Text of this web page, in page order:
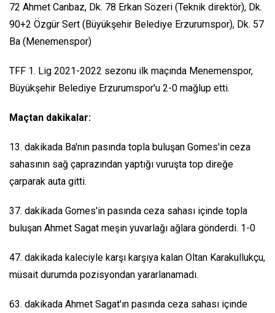
72 Ahmet Canbaz, Dk. 78 Erkan Sözeri (Teknik direktör), Dk.
90+2 Özgür Sert (Büyükşehir Belediye Erzurumspor), Dk. 57
Ba (Menemenspor)
TFF 1. Lig 2021-2022 sezonu ilk maçında Menemenspor,
Büyükşehir Belediye Erzurumspor'u 2-0 mağlup etti.
Maçtan dakikalar:
13. dakikada Ba'nın pasında topla buluşan Gomes'in ceza
sahasının sağ çaprazından yaptığı vuruşta top direğe
çarparak auta gitti.
37. dakikada Gomes'in pasında ceza sahası içinde topla
buluşan Ahmet Sagat meşin yuvarlağı ağlara gönderdi. 1-0
47. dakikada kaleciyle karşı karşıya kalan Oltan Karakullukçu,
müsait durumda pozisyondan yararlanamadı.
63. dakikada Ahmet Sagat'ın pasında ceza sahası içinde